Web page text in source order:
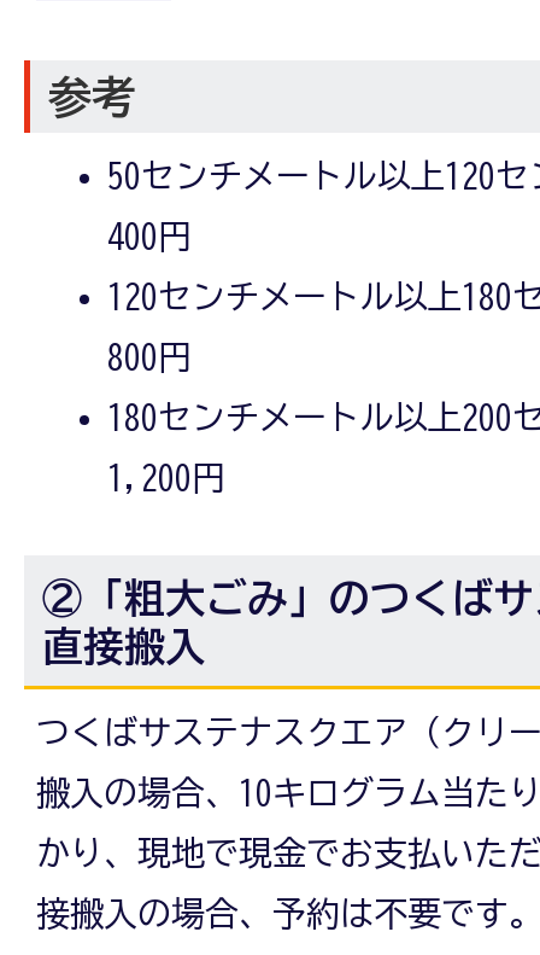
参考
50センチメートル以上120
400円
120センチメートル以上180
800円
180センチメートル以上200
1,200円
②「粗大ごみ」のつくば
直接搬入
つくばサステナスクエア（クリ
搬入の場合、10キログラム当た
かり、現地で現金でお支払いた
接搬入の場合、予約は不要です